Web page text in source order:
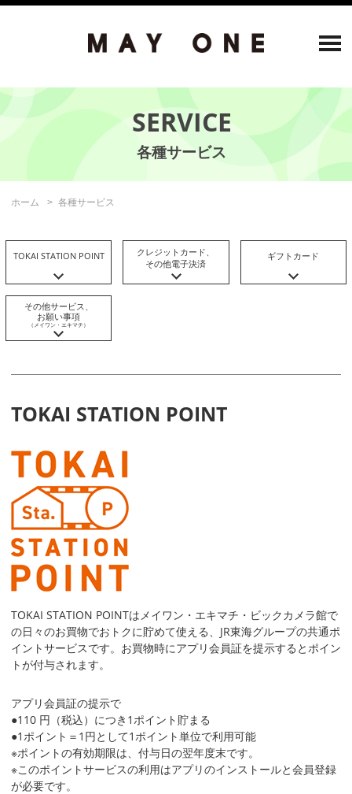
SERVICE
ホーム 各種サービス
TOKAI STATION POINT
クレジットカード、
その他電子決済
ギフトカード
その他サービス、
お願い事項
（メイワン・ エキマチ）
TOKAI STATION POINT
TOKAI STATION POINTはメイワン・エキマチ・ビックカメラ館で
の日々のお買物でおトクに貯めて使える、JR東海グループの共通ポ
イントサービスです。お買物時にアプリ会員証を提示するとポイン
トが付与されます。
アプリ会員証の提示で
●110 円（税込）につき1ポイント貯まる
●1ポイント＝1円として1ポイント単位で利用可能
※ポイントの有効期限は、付与日の翌年度末です。
※このポイントサービスの利用はアプリのインストールと会員登録
が必要です。